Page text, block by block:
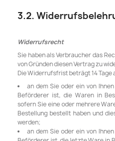
3.2.
Widerrufsrecht
Sie haben als Verbraucher das
von Gründen diesen Vertrag zu
Die Widerrufsfrist beträgt 14 Tage
an dem Sie oder ein von
Beförderer ist, die Waren in
sofern Sie eine oder mehrere
Bestellung bestellt haben und
werden;
an dem Sie oder ein von